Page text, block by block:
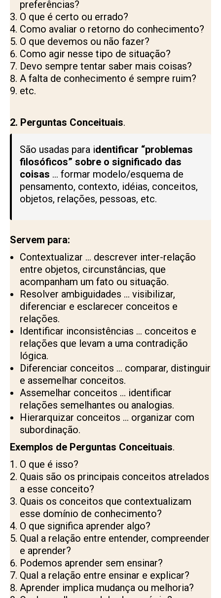
preferências?
O que é certo ou errado?
Como avaliar o retorno do conhecimento?
O que devemos ou não fazer?
Como agir nesse tipo de situação?
Devo sempre tentar saber mais coisas?
A falta de conhecimento é sempre ruim?
etc.
2. Perguntas Conceituais.
São usadas para identificar “problemas
filosóficos” sobre o significado das
coisas … formar modelo/esquema de
pensamento, contexto, idéias, conceitos,
objetos, relações, pessoas, etc.
Servem para:
Contextualizar … descrever inter-relação
entre objetos, circunstâncias, que
acompanham um fato ou situação.
Resolver ambiguidades … visibilizar,
diferenciar e esclarecer conceitos e
relações.
Identificar inconsistências … conceitos e
relações que levam a uma contradição
lógica.
Diferenciar conceitos … comparar, distinguir
e assemelhar conceitos.
Assemelhar conceitos … identificar
relações semelhantes ou analogias.
Hierarquizar conceitos … organizar com
subordinação.
Exemplos de Perguntas Conceituais.
O que é isso?
Quais são os principais conceitos atrelados
a esse conceito?
Quais os conceitos que contextualizam
esse domínio de conhecimento?
O que significa aprender algo?
Qual a relação entre entender, compreender
e aprender?
Podemos aprender sem ensinar?
Qual a relação entre ensinar e explicar?
Aprender implica mudança ou melhoria?